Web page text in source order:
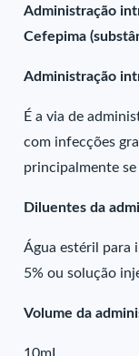
Administração
Cefepima
Administração
É a via de
com infecções
principalmente
Diluentes da
Água estéril para
5% ou solução
Volume da